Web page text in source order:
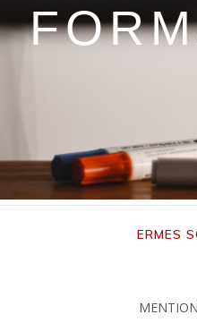
ERMES